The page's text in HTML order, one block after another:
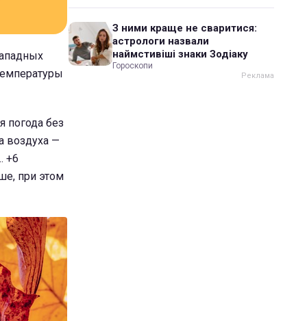
погода без
воздуха —
+6
при этом
З ними краще не сваритися:
астрологи назвали
наймстивіші знаки Зодіаку
Гороскопи